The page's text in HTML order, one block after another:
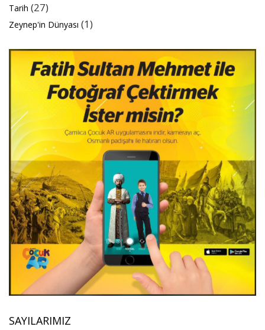
Tarih (27)
Zeynep'in Dünyası (1)
SAYILARIMIZ